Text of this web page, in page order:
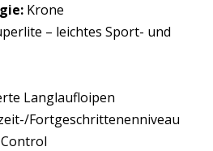
Krone
– leichtes Sport- und
Langlaufloipen
Fortgeschrittenenniveau